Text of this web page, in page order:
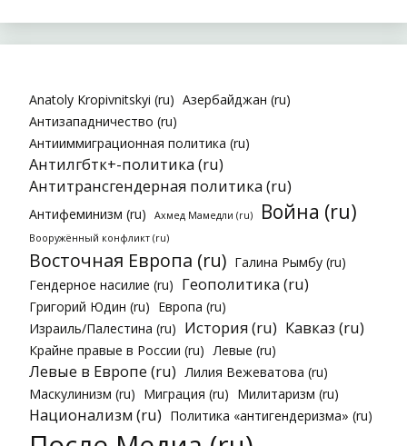
Anatoly Kropivnitskyi (ru) Азербайджан (ru)
Антизападничество (ru)
Антииммиграционная политика (ru)
Антилгбтк+-политика (ru)
Антитрансгендерная политика (ru)
Антифеминизм (ru) Ахмед Мамедли (ru) Война (ru)
Вооружённый конфликт (ru)
Восточная Европа (ru) Галина Рымбу (ru)
Гендерное насилие (ru) Геополитика (ru)
Григорий Юдин (ru) Европа (ru)
Израиль/Палестина (ru) История (ru) Кавказ (ru)
Крайне правые в России (ru) Левые (ru)
Левые в Европе (ru) Лилия Вежеватова (ru)
Маскулинизм (ru) Миграция (ru) Милитаризм (ru)
Национализм (ru) Политика «антигендеризма» (ru)